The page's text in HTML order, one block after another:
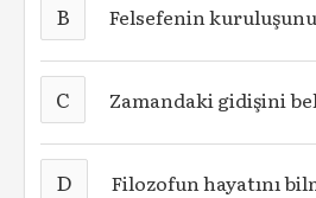
B Felsefenin
C Zamandaki gidişini
D Filozofun hayatını